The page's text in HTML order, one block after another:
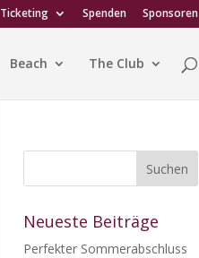
Ticketing Spenden Sponsoren
Beach The Club
Neueste Beiträge
Perfekter Sommerabschluss